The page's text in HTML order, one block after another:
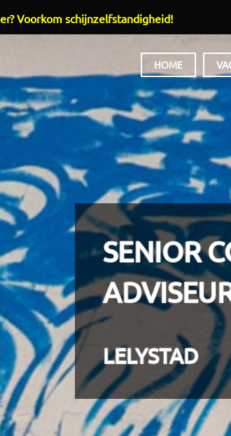
HOME
SENIOR
LELYSTAD
Voorkom schijnzelfstandigheid!